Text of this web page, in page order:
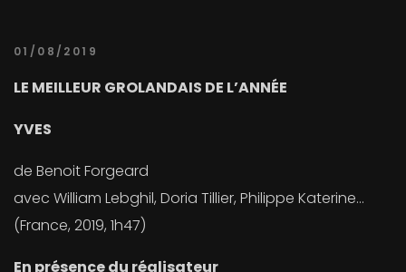
01/08/2019
LE MEILLEUR GROLANDAIS DE L’ANNÉE
YVES
de Benoit Forgeard
avec William Lebghil, Doria Tillier, Philippe Katerine…
(France, 2019, 1h47)
En présence du réalisateur